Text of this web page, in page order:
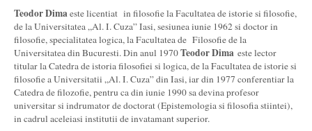
Teodor Dimaeste licentiat in filosofie la Facultatea de istorie si filosofie,
de la Universitatea „Al. I. Cuza” Iasi, sesiunea iunie 1962 si doctor in
filosofie, specialitatea logica, la Facultatea de Filosofie de la
Universitatea din Bucuresti. Din anul 1970Teodor Dima este lector
titular la Catedra de istoria filosofiei si logica, de la Facultatea de istorie si
filosofie a Universitatii „Al. I. Cuza” din Iasi, iar din 1977 conferentiar la
Catedra de filozofie, pentru ca din iunie 1990 sa devina profesor
universitar si indrumator de doctorat (Epistemologia si filosofia stiintei),
in cadrul aceleiasi institutii de invatamant superior.